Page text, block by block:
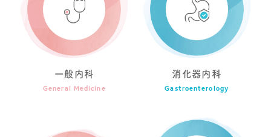
一般内科
General Medicine
消化器内科
Gastroenterology